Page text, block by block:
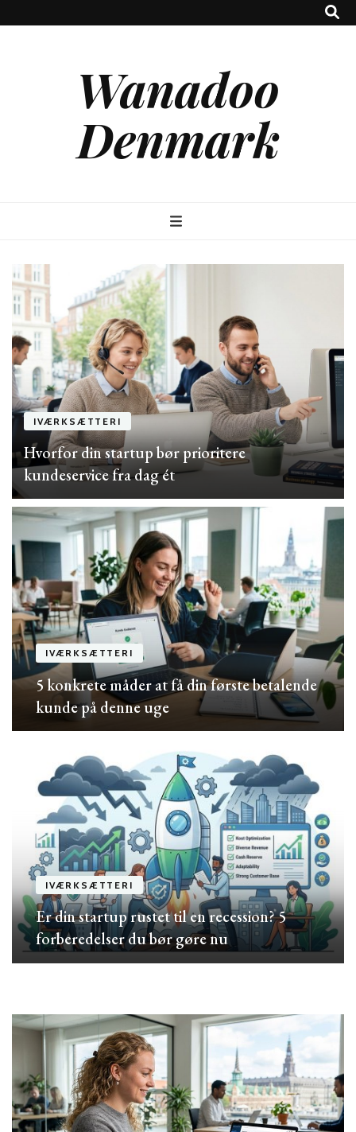
Wanadoo
Denmark
IVÆRKSÆTTERI
Hvorfor din startup bør prioritere
kundeservice fra dag ét
IVÆRKSÆTTERI
5 konkrete måder at få din første betalende
kunde på denne uge
IVÆRKSÆTTERI
Er din startup rustet til en recession? 5
forberedelser du bør gøre nu